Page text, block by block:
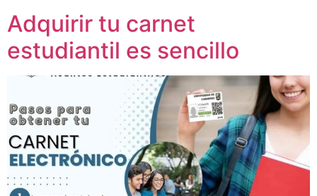
Adquirir tu carnet
estudiantil es sencillo